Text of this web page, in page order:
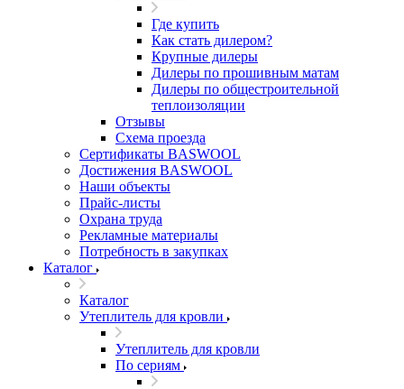
Где купить
Как стать дилером?
Крупные дилеры
Дилеры по прошивным матам
Дилеры по общестроительной
теплоизоляции
Отзывы
Схема проезда
Сертификаты BASWOOL
Достижения BASWOOL
Наши объекты
Прайс-листы
Охрана труда
Рекламные материалы
Потребность в закупках
Каталог
Каталог
Утеплитель для кровли
Утеплитель для кровли
По сериям